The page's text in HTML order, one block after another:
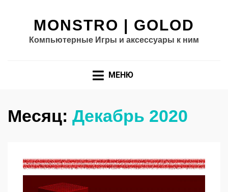
MONSTRO | GOLOD
Компьютерные Игры и аксессуары к ним
МЕНЮ
Месяц: Декабрь 2020